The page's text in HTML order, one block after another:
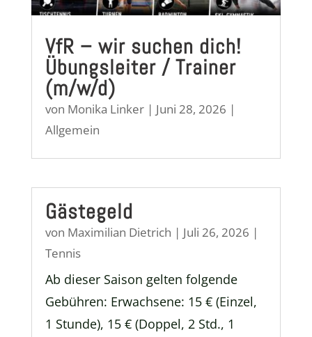
VfR – wir suchen dich!
Übungsleiter / Trainer
(m/w/d)
von Monika Linker| Juni 28, 2026 |
Allgemein
Gästegeld
von Maximilian Dietrich | Juli 26, 2026 |
Tennis
Ab dieser Saison gelten folgende
Gebühren: Erwachsene: 15 € (Einzel,
1 Stunde), 15 € (Doppel, 2 Std., 1